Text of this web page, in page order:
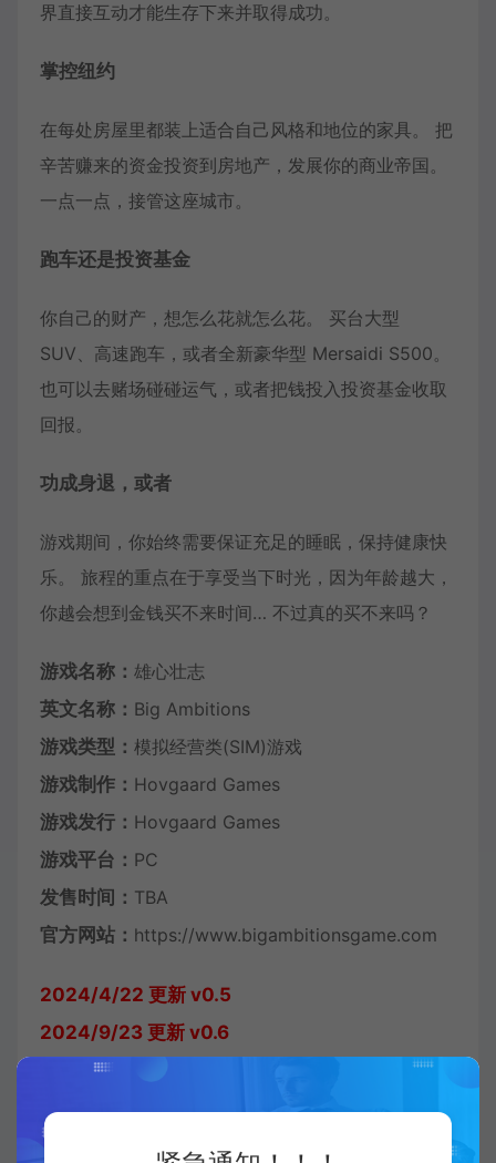
界直接互动才能生存下来并取得成功。
掌控纽约
在每处房屋里都装上适合自己风格和地位的家具。 把
辛苦赚来的资金投资到房地产，发展你的商业帝国。
一点一点，接管这座城市。
跑车还是投资基金
你自己的财产，想怎么花就怎么花。 买台大型
SUV、高速跑车，或者全新豪华型 Mersaidi S500。
也可以去赌场碰碰运气，或者把钱投入投资基金收取
回报。
功成身退，或者
游戏期间，你始终需要保证充足的睡眠，保持健康快
乐。 旅程的重点在于享受当下时光，因为年龄越大，
你越会想到金钱买不来时间… 不过真的买不来吗？
游戏名称： 雄心壮志
英文名称： Big Ambitions
游戏类型： 模拟经营类(SIM)游戏
游戏制作： Hovgaard Games
游戏发行： Hovgaard Games
游戏平台： PC
发售时间： TBA
官方网站： https://www.bigambitionsgame.com
2024/4/22 更新 v0.5
2024/9/23 更新 v0.6
2025/5/7 更新 v0.8
中文设置步骤：OPTIONS —OTHERS—